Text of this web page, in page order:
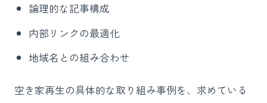
論理的な記事構成
内部リンクの最適化
地域名との組み合わせ
空き家再生の具体的な取り組み事例を、求めている